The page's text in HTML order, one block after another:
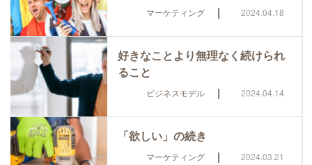
マーケティング | 2024.04.18
好きなことより無理なく続けられ
ること
ビジネスモデル | 2024.04.14
「欲しい」の続き
マーケティング | 2024.03.21